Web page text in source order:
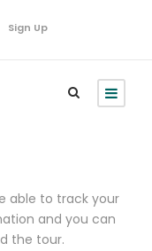
Sign Up
able to track your
and you can
the tour.